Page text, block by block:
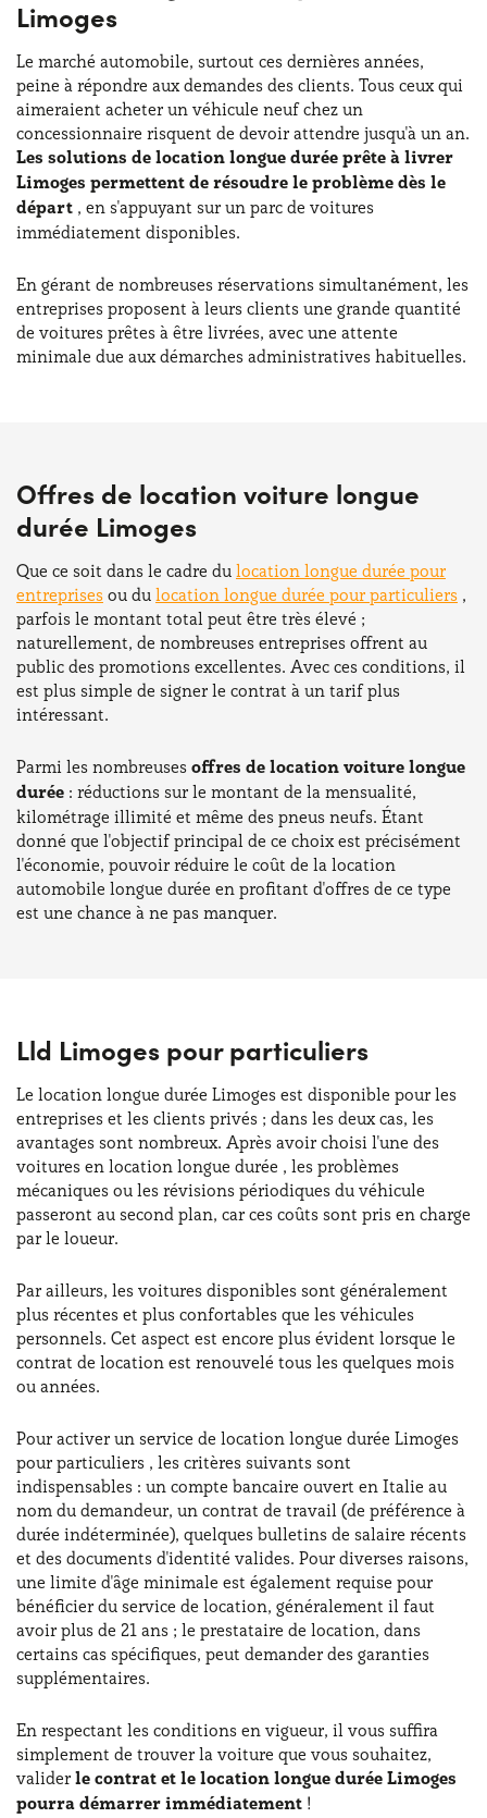
Limoges
Le marché automobile, surtout ces dernières années,
peine à répondre aux demandes des clients. Tous ceux qui
aimeraient acheter un véhicule neuf chez un
concessionnaire risquent de devoir attendre jusqu'à un an.
Les solutions de location longue durée prête à livrer
Limoges permettent de résoudre le problème dès le
départ , en s'appuyant sur un parc de voitures
immédiatement disponibles.
En gérant de nombreuses réservations simultanément, les
entreprises proposent à leurs clients une grande quantité
de voitures prêtes à être livrées, avec une attente
minimale due aux démarches administratives habituelles.
Offres de location voiture longue
durée Limoges
Que ce soit dans le cadre du location longue durée pour
entreprises ou du location longue durée pour particuliers ,
parfois le montant total peut être très élevé ;
naturellement, de nombreuses entreprises offrent au
public des promotions excellentes. Avec ces conditions, il
est plus simple de signer le contrat à un tarif plus
intéressant.
Parmi les nombreuses offres de location voiture longue
durée : réductions sur le montant de la mensualité,
kilométrage illimité et même des pneus neufs. Étant
donné que l'objectif principal de ce choix est précisément
l'économie, pouvoir réduire le coût de la location
automobile longue durée en profitant d'offres de ce type
est une chance à ne pas manquer.
Lld Limoges pour particuliers
Le location longue durée Limoges est disponible pour les
entreprises et les clients privés ; dans les deux cas, les
avantages sont nombreux. Après avoir choisi l'une des
voitures en location longue durée , les problèmes
mécaniques ou les révisions périodiques du véhicule
passeront au second plan, car ces coûts sont pris en charge
par le loueur.
Par ailleurs, les voitures disponibles sont généralement
plus récentes et plus confortables que les véhicules
personnels. Cet aspect est encore plus évident lorsque le
contrat de location est renouvelé tous les quelques mois
ou années.
Pour activer un service de location longue durée Limoges
pour particuliers , les critères suivants sont
indispensables : un compte bancaire ouvert en Italie au
nom du demandeur, un contrat de travail (de préférence à
durée indéterminée), quelques bulletins de salaire récents
et des documents d'identité valides. Pour diverses raisons,
une limite d'âge minimale est également requise pour
bénéficier du service de location, généralement il faut
avoir plus de 21 ans ; le prestataire de location, dans
certains cas spécifiques, peut demander des garanties
supplémentaires.
En respectant les conditions en vigueur, il vous suffira
simplement de trouver la voiture que vous souhaitez,
valider le contrat et le location longue durée Limoges
pourra démarrer immédiatement !